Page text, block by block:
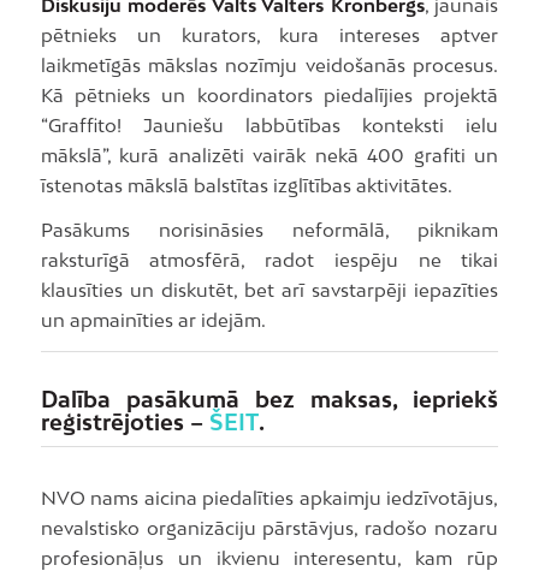
Diskusiju moderēs Valts Valters Kronbergs, jaunais
pētnieks un kurators, kura intereses aptver
laikmetīgās mākslas nozīmju veidošanās procesus.
Kā pētnieks un koordinators piedalījies projektā
“Graffito! Jauniešu labbūtības konteksti ielu
mākslā”, kurā analizēti vairāk nekā 400 grafiti un
īstenotas mākslā balstītas izglītības aktivitātes.
Pasākums norisināsies neformālā, piknikam
raksturīgā atmosfērā, radot iespēju ne tikai
klausīties un diskutēt, bet arī savstarpēji iepazīties
un apmainīties ar idejām.
Dalība pasākumā bez maksas, iepriekš
reģistrējoties – ŠEIT.
NVO nams aicina piedalīties apkaimju iedzīvotājus,
nevalstisko organizāciju pārstāvjus, radošo nozaru
profesionāļus un ikvienu interesentu, kam rūp